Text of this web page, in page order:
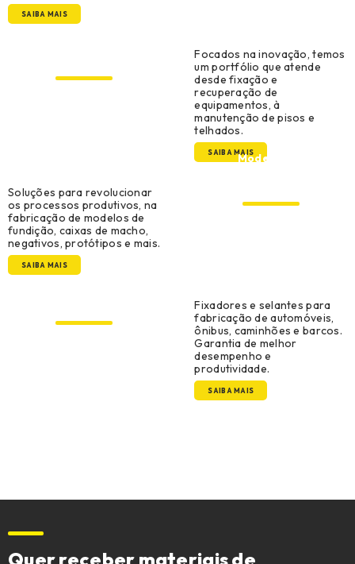
SAIBA MAIS
Focados na inovação, temos
um portfólio que atende
desde fixação e
recuperação de
equipamentos, à
manutenção de pisos e
telhados.
SAIBA MAISModelação,
Soluções para revolucionar
os processos produtivos, na
fabricação de modelos de
fundição, caixas de macho,
negativos, protótipos e mais.
SAIBA MAIS
Fixadores e selantes para
fabricação de automóveis,
ônibus, caminhões e barcos.
Garantia de melhor
desempenho e
produtividade.
SAIBA MAIS
Quer receber materiais de